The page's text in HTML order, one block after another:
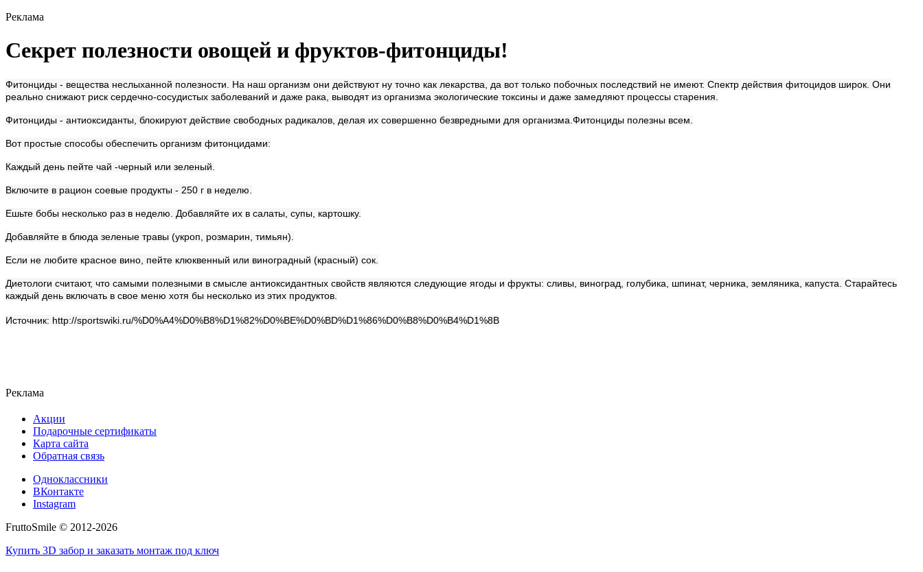
Реклама
Секрет полезности овощей и фруктов-фитонциды!
Фитонциды - вещества неслыханной полезности. На наш организм они действуют ну точно как лекарства, да вот только побочных последствий не имеют. Спектр действия фитоцидов широк. Они
реально снижают риск сердечно-сосудистых заболеваний и даже рака, выводят из организма экологические токсины и даже замедляют процессы старения.
Фитонциды - антиоксиданты, блокируют действие свободных радикалов, делая их совершенно безвредными для организма. Фитонциды полезны всем.
Вот простые способы обеспечить организм фитонцидами:
Каждый день пейте чай -черный или зеленый.
Включите в рацион соевые продукты - 250 г в неделю.
Ешьте бобы несколько раз в неделю. Добавляйте их в салаты, супы, картошку.
Добавляйте в блюда зеленые травы (укроп, розмарин, тимьян).
Если не любите красное вино, пейте клюквенный или виноградный (красный) сок.
Диетологи считают, что самыми полезными в смысле антиоксидантных свойств являются следующие ягоды и фрукты: сливы, виноград, голубика, шпинат, черника, земляника, капуста. Старайтесь
каждый день включать в свое меню хотя бы несколько из этих продуктов.
Источник: http://sportswiki.ru/%D0%A4%D0%B8%D1%82%D0%BE%D0%BD%D1%86%D0%B8%D0%B4%D1%8B
Реклама
Акции
Подарочные сертификаты
Карта сайта
Обратная связь
Одноклассники
ВКонтакте
Instagram
FruttoSmile © 2012-2026
Купить 3D забор и заказать монтаж под ключ